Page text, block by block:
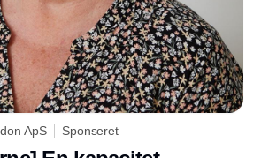
ApS Sponseret